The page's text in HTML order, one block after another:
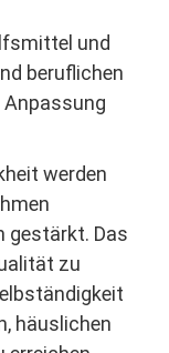
und
beruflichen
Anpassung
werden
gestärkt. Das
zu
häuslichen